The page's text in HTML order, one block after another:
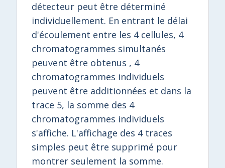
détecteur peut être déterminé
individuellement. En entrant le délai
d'écoulement entre les 4 cellules, 4
chromatogrammes simultanés
peuvent être obtenus , 4
chromatogrammes individuels
peuvent être additionnées et dans la
trace 5, la somme des 4
chromatogrammes individuels
s'affiche. L'affichage des 4 traces
simples peut être supprimé pour
montrer seulement la somme.